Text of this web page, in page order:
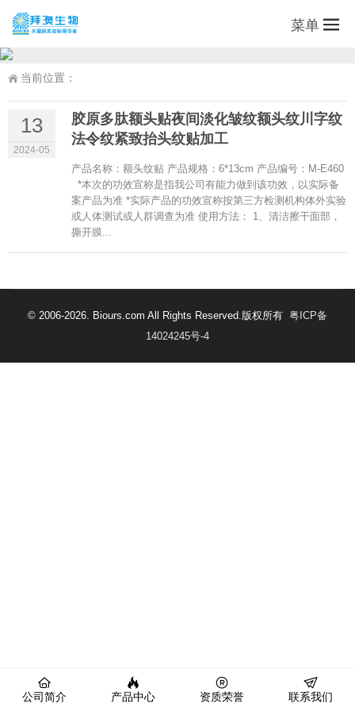
菜单
当前位置：
13
2024-05
胶原多肽额头贴夜间淡化皱纹额头纹川字纹
法令纹紧致抬头纹贴加工
产品名称：额头纹贴 产品规格：6*13cm 产品编号：M-E460
*本次的功效宣称是指我公司有能力做到该功效，以实际备
案产品为准 *实际产品的功效宣称按第三方检测机构体外实验
或人体测试或人群调查为准 使用方法： 1、清洁擦干面部，
撕开膜...
© 2006-2026. Biours.com All Rights Reserved.版权所有 粤ICP备
14024245号-4
公司简介 产品中心 资质荣誉 联系我们